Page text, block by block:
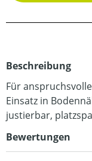
Beschreibung
Für
Einsatz in
justierbar,
Bewertungen